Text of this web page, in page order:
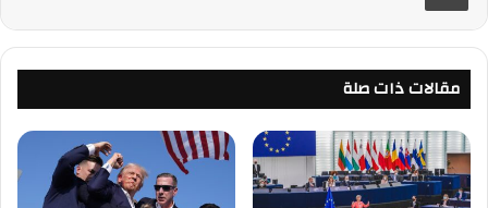
مقالات ذات صلة